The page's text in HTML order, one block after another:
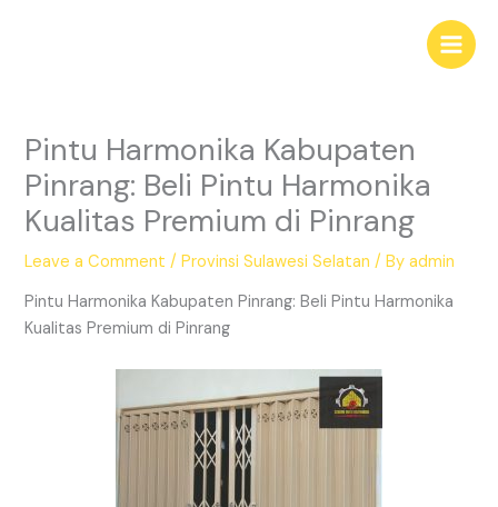
Main
Pintu Harmonika Kabupaten
Pinrang: Beli Pintu Harmonika
Kualitas Premium di Pinrang
Leave a Comment /Provinsi Sulawesi Selatan / Byadmin
Pintu Harmonika Kabupaten Pinrang: Beli Pintu Harmonika
Kualitas Premium di Pinrang